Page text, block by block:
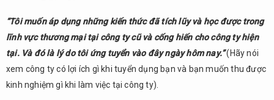
“Tôi muốn áp dụng những kiến thức đã tích lũy và học được trong
lĩnh vực thương mại tại công ty cũ và cống hiến cho công ty hiện
tại. Và đó là lý do tôi ứng tuyển vào đây ngày hôm nay.”(Hãy nói
xem công ty có lợi ích gì khi tuyển dụng bạn và bạn muốn thu được
kinh nghiệm gì khi làm việc tại công ty).